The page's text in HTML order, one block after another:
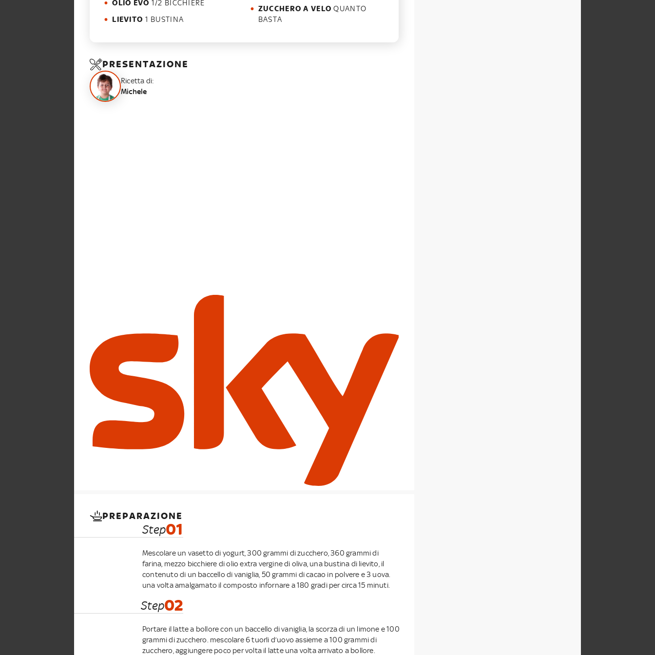
OLIO EVO 1/2 BICCHIERE
LIEVITO 1 BUSTINA
ZUCCHERO A VELO QUANTO
BASTA
PRESENTAZIONE
Ricetta di:
Michele
PREPARAZIONE
Step01
Mescolare un vasetto di yogurt, 300 grammi di zucchero, 360 grammi di
farina, mezzo bicchiere di olio extra vergine di oliva, una bustina di lievito, il
contenuto di un baccello di vaniglia, 50 grammi di cacao in polvere e 3 uova.
una volta amalgamato il composto infornare a 180 gradi per circa 15 minuti.
Step02
Portare il latte a bollore con un baccello di vaniglia, la scorza di un limone e 100
grammi di zucchero. mescolare 6 tuorli d’uovo assieme a 100 grammi di
zucchero, aggiungere poco per volta il latte una volta arrivato a bollore.